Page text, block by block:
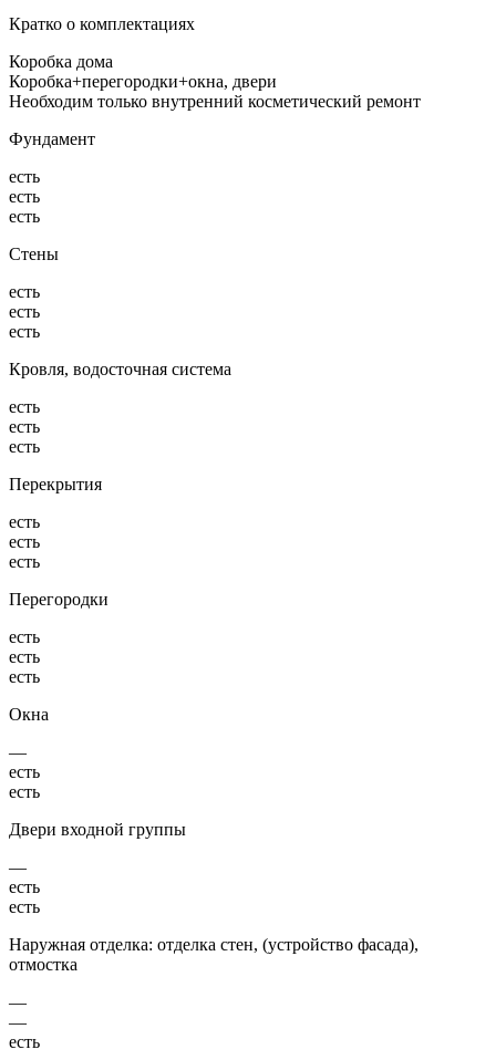
Кратко о комплектациях
Коробка дома
Коробка+перегородки+окна, двери
Необходим только внутренний косметический ремонт
Фундамент
есть
есть
есть
Стены
есть
есть
есть
Кровля, водосточная система
есть
есть
есть
Перекрытия
есть
есть
есть
Перегородки
есть
есть
есть
Окна
—
есть
есть
Двери входной группы
—
есть
есть
Наружная отделка: отделка стен, (устройство фасада),
отмостка
—
—
есть